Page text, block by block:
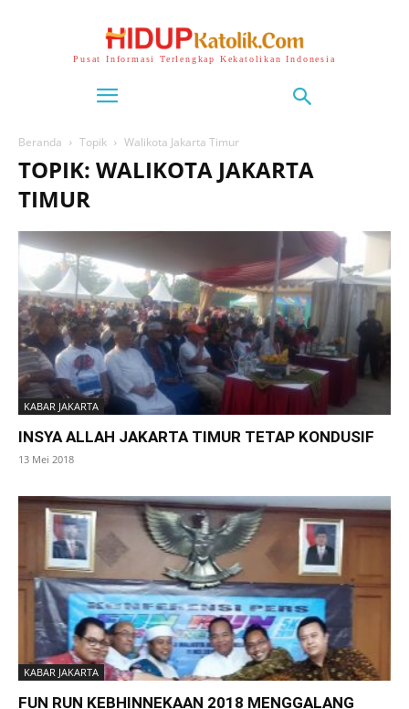
Pusat Informasi Terlengkap Kekatolikan Indonesia
Beranda Topik Walikota Jakarta Timur
TOPIK: WALIKOTA JAKARTA
TIMUR
KABAR JAKARTA
INSYA ALLAH JAKARTA TIMUR TETAP KONDUSIF
13 Mei 2018
KABAR JAKARTA
FUN RUN KEBHINNEKAAN 2018 MENGGALANG